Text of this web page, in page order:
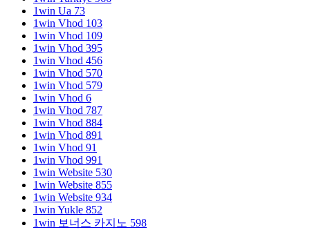
1win Ua 73
1win Vhod 103
1win Vhod 109
1win Vhod 395
1win Vhod 456
1win Vhod 570
1win Vhod 579
1win Vhod 6
1win Vhod 787
1win Vhod 884
1win Vhod 891
1win Vhod 91
1win Vhod 991
1win Website 530
1win Website 855
1win Website 934
1win Yukle 852
1win 보너스 카지노 598